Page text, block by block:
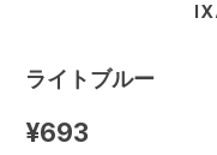
ライトブルー
¥693